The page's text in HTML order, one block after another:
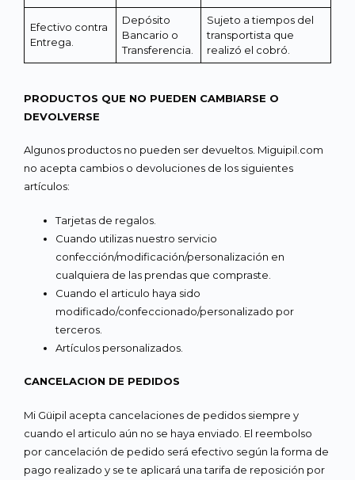
Efectivo contra
Entrega.
Depósito
Bancario o
Transferencia.
Sujeto a tiempos del
transportista que
realizó el cobró.
PRODUCTOS QUE NO PUEDEN CAMBIARSE O
DEVOLVERSE
Algunos productos no pueden ser devueltos. Miguipil.com
no acepta cambios o devoluciones de los siguientes
artículos:
Tarjetas de regalos.
Cuando utilizas nuestro servicio
confección/modificación/personalización en
cualquiera de las prendas que compraste.
Cuando el articulo haya sido
modificado/confeccionado/personalizado por
terceros.
Artículos personalizados.
CANCELACION DE PEDIDOS
Mi Güipil acepta cancelaciones de pedidos siempre y
cuando el articulo aún no se haya enviado. El reembolso
por cancelación de pedido será efectivo según la forma de
pago realizado y se te aplicará una tarifa de reposición por